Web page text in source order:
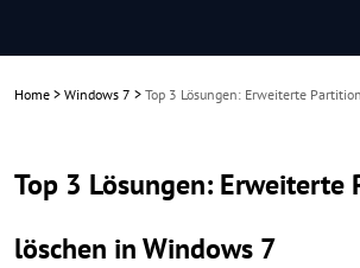
Home > Windows 7 > Top 3 Lösungen: Erweiterte
Top 3 Lösungen: Erweiterte
löschen in Windows 7